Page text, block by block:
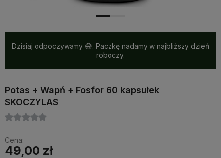
Dzisiaj odpoczywamy 😅. Paczkę nadamy w najbliższy dzień
roboczy.
Potas + Wapń + Fosfor 60 kapsułek
SKOCZYLAS
Cena:
49,00 zł